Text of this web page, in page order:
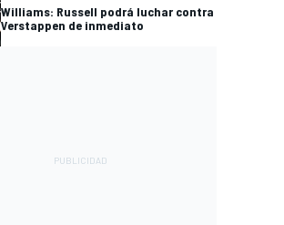
Williams: Russell podrá luchar contra
Verstappen de inmediato